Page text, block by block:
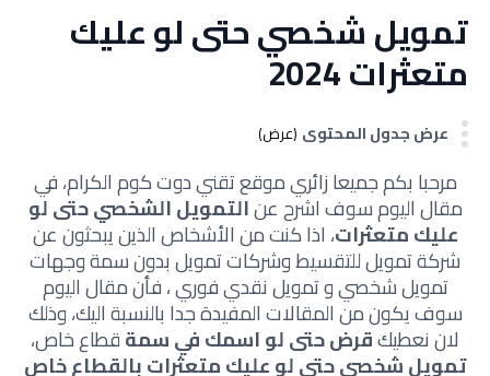
تمويل شخصي حتى لو عليك
متعثرات 2024
عرض جدول المحتوى (عرض)
مرحبا بكم جميعا زائري موقع تقني دوت كوم الكرام، في
مقال اليوم سوف اشرح عنالتمويل الشخصي حتى لو
عليك متعثرات، اذا كنت من الأشخاص الذين يبحثون عن
شركة تمويل للتقسيط وشركات تمويل بدون سمة وجهات
تمويل شخصي و تمويل نقدي فوري ، فأن مقال اليوم
سوف يكون من المقالات المفيدة جدا بالنسبة اليك، وذلك
لان نعطيكقرض حتى لو اسمك في سمةقطاع خاص،
تمويل شخصي حتى لو عليك متعثرات بالقطاع خاص